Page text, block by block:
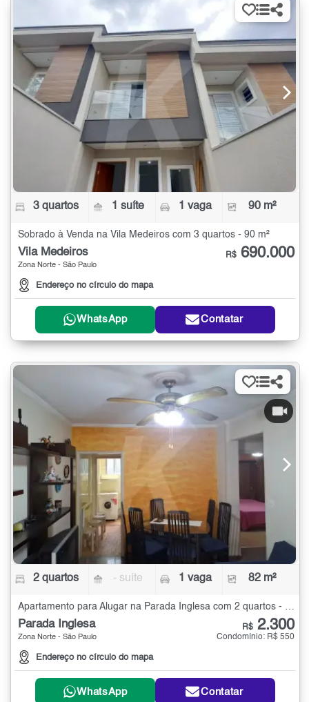
3 quartos 1 suíte 1 vaga 90 m²
Sobrado à Venda na Vila Medeiros com 3 quartos - 90 m²
Vila Medeiros
Zona Norte - São Paulo
Endereço no círculo do mapa
R$ 690.000
WhatsApp Contatar
2 quartos - suíte 1 vaga 82 m²
Apartamento para Alugar na Parada Inglesa com 2 quartos - 82 m²
Parada Inglesa
Zona Norte - São Paulo
Endereço no círculo do mapa
R$ 2.300
Condomínio: R$ 550
WhatsApp Contatar